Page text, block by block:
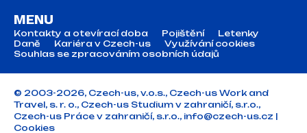
MENU
Kontakty a otevírací doba Pojištění
Letenky
Daně
Kariéra v Czech-us
Využívání cookies
Souhlas se zpracováním osobních údajů
© 2003-2026, Czech-us, v.o.s., Czech-us Work and
Travel, s. r. o., Czech-us Studium v zahraničí, s.r.o.,
Czech-us Práce v zahraničí, s.r.o., info@czech-us.cz |
Cookies